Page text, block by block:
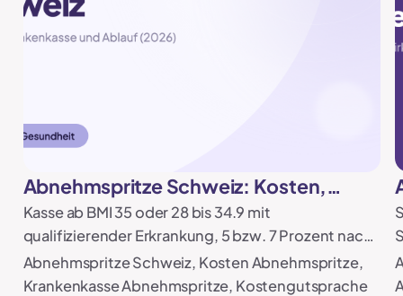
Abnehmspritze Schweiz: Kosten,
Krankenkasse und Ablauf (2026)
Kasse ab BMI 35 oder 28 bis 34.9 mit
qualifizierender Erkrankung, 5 bzw. 7 Prozent nach
16 Wochen, 1000 bis 3200 CHF Eigenleistung,
sonst 299 CHF.
Abnehmspritze Schweiz, Kosten Abnehmspritze,
Krankenkasse Abnehmspritze, Kostengutsprache